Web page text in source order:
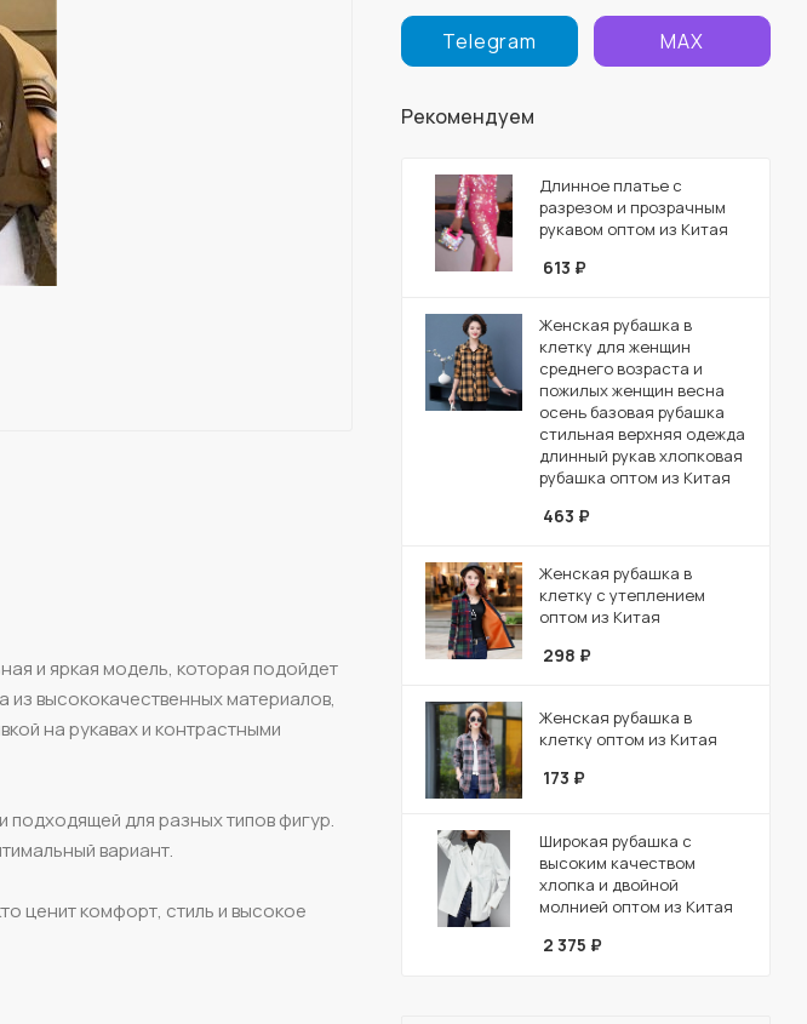
и яркая модель, которая подойдет
из высококачественных материалов,
на рукавах и контрастными
для разных типов фигур.
вариант.
ценит комфорт, стиль и высокое
Telegram MAX
Рекомендуем
Длинное платье с
разрезом и прозрачным
рукавом оптом из Китая
613 ₽
Женская рубашка в
клетку для женщин
среднего возраста и
пожилых женщин весна
осень базовая рубашка
стильная верхняя одежда
длинный рукав хлопковая
рубашка оптом из Китая
463 ₽
Женская рубашка в
клетку с утеплением
оптом из Китая
298 ₽
Женская рубашка в
клетку оптом из Китая
173 ₽
Широкая рубашка с
высоким качеством
хлопка и двойной
молнией оптом из Китая
2 375 ₽